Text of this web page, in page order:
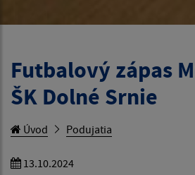
Futbalový zápas
ŠK Dolné Srnie
Úvod Podujatia
13.10.2024